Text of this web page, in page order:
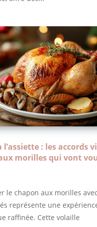
l’assiette : les accords
morilles qui vont
le chapon aux morilles
représente une
raffinée. Cette volaille